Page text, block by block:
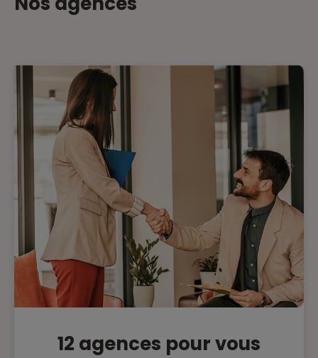
12 agences pour vous